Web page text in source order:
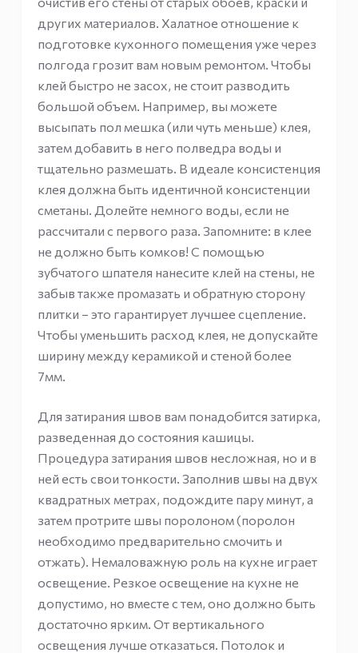
других материалов. Халатное отношение к
подготовке кухонного помещения уже через
полгода грозит вам новым ремонтом. Чтобы
клей быстро не засох, не стоит разводить
большой объем. Например, вы можете
высыпать пол мешка (или чуть меньше) клея,
затем добавить в него полведра воды и
тщательно размешать. В идеале консистенция
клея должна быть идентичной консистенции
сметаны. Долейте немного воды, если не
рассчитали с первого раза. Запомните: в клее
не должно быть комков! С помощью
зубчатого шпателя нанесите клей на стены, не
забыв также промазать и обратную сторону
плитки – это гарантирует лучшее сцепление.
Чтобы уменьшить расход клея, не допускайте
ширину между керамикой и стеной более
7мм.
Для затирания швов вам понадобится затирка,
разведенная до состояния кашицы.
Процедура затирания швов несложная, но и в
ней есть свои тонкости. Заполнив швы на двух
квадратных метрах, подождите пару минут, а
затем протрите швы поролоном (поролон
необходимо предварительно смочить и
отжать). Немаловажную роль на кухне играет
освещение. Резкое освещение на кухне не
допустимо, но вместе с тем, оно должно быть
достаточно ярким. От вертикального
освещения лучше отказаться. Потолок и